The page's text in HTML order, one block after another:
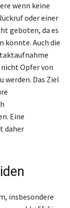
wenn keine
oder einer
geboten, da es
könnte. Auch die
Opfer von
werden. Das Ziel
Eine
daher
insbesondere